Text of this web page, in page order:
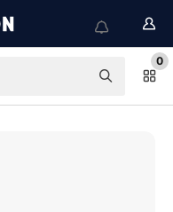
0